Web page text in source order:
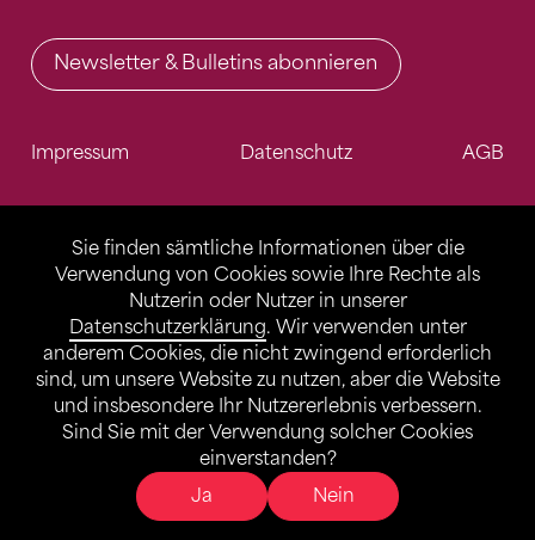
Sie finden sämtliche Informationen über die
Verwendung von Cookies sowie Ihre Rechte als
Nutzerin oder Nutzer in unserer
Datenschutzerklärung. Wir verwenden unter
anderem Cookies, die nicht zwingend erforderlich
sind, um unsere Website zu nutzen, aber die Website
und insbesondere Ihr Nutzererlebnis verbessern.
Sind Sie mit der Verwendung solcher Cookies
einverstanden?
Ja
Nein
Newsletter & Bulletins abonnieren
Impressum Datenschutz AGB